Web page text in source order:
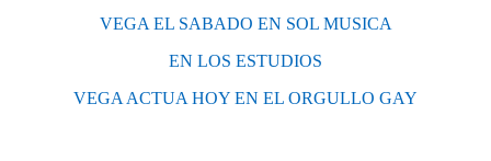
VEGA EL SABADO EN SOL MUSICA
EN LOS ESTUDIOS
VEGA ACTUA HOY EN EL ORGULLO GAY